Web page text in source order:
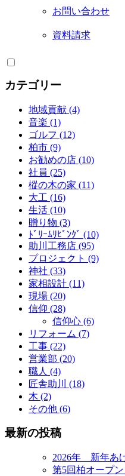
ブ
メ
ュ
お問い合わせ
資料請求
カテゴリー
地域貢献 (4)
音楽 (1)
ゴルフ (12)
柏市 (9)
お勧めの店 (10)
社員 (25)
樅の木の家 (11)
大工 (16)
生活 (10)
贈り物 (3)
ﾄﾞﾘｰﾑﾘﾋﾞﾝｸﾞ (10)
助川工務店 (95)
プロジェクト (9)
神社 (33)
家相設計 (11)
現場 (20)
信仰 (28)
信仰心 (6)
リフォーム (7)
工事 (22)
営業部 (20)
職人 (4)
匠舎助川 (18)
木 (2)
その他 (6)
最新の投稿
2026年 新年あ
第5回柏オープ